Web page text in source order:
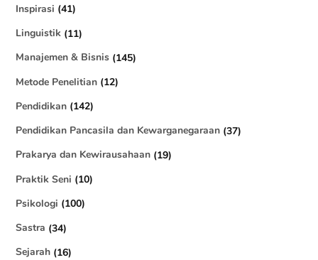
Inspirasi (41)
Linguistik (11)
Manajemen & Bisnis (145)
Metode Penelitian (12)
Pendidikan (142)
Pendidikan Pancasila dan Kewarganegaraan (37)
Prakarya dan Kewirausahaan (19)
Praktik Seni (10)
Psikologi (100)
Sastra (34)
Sejarah (16)